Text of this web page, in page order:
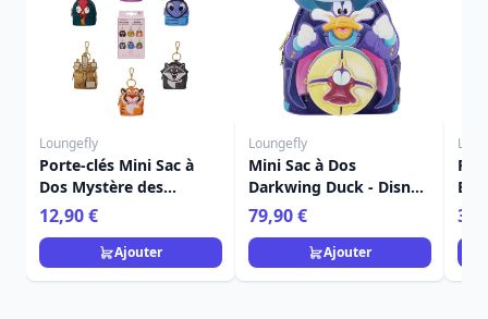
Loungefly
Porte-clés Mini Sac à
Dos Mystère des
Acolytes des Princesses
- Disney Loungefly
12,90 €
Ajouter
Loungefly
Mini Sac à Dos
Darkwing Duck - Disney
Loungefly
79,90 €
Ajouter